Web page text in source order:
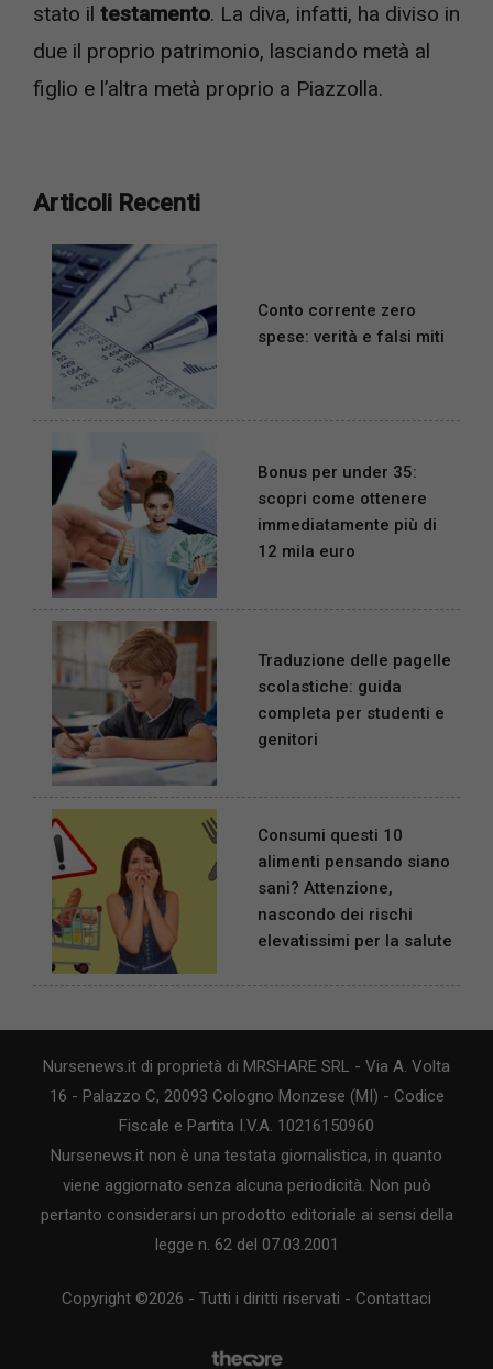
stato il testamento. La diva, infatti, ha diviso in
due il proprio patrimonio, lasciando metà al
figlio e l’altra metà proprio a Piazzolla.
Articoli Recenti
Conto corrente zero
spese: verità e falsi miti
Bonus per under 35:
scopri come ottenere
immediatamente più di
12 mila euro
Traduzione delle pagelle
scolastiche: guida
completa per studenti e
genitori
Consumi questi 10
alimenti pensando siano
sani? Attenzione,
nascondo dei rischi
elevatissimi per la salute
Nursenews.it di proprietà di MRSHARE SRL - Via A. Volta
16 - Palazzo C, 20093 Cologno Monzese (MI) - Codice
Fiscale e Partita I.V.A. 10216150960
Nursenews.it non è una testata giornalistica, in quanto
viene aggiornato senza alcuna periodicità. Non può
pertanto considerarsi un prodotto editoriale ai sensi della
legge n. 62 del 07.03.2001
Copyright ©2026 - Tutti i diritti riservati - Contattaci